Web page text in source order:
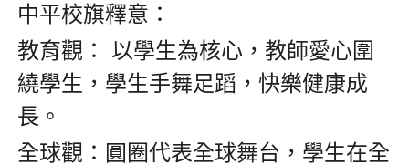
中平校旗釋意：
教育觀： 以學生為核心，教師愛心圍
繞學生，學生手舞足蹈，快樂健康成
長。
全球觀：圓圈代表全球舞台，學生在全